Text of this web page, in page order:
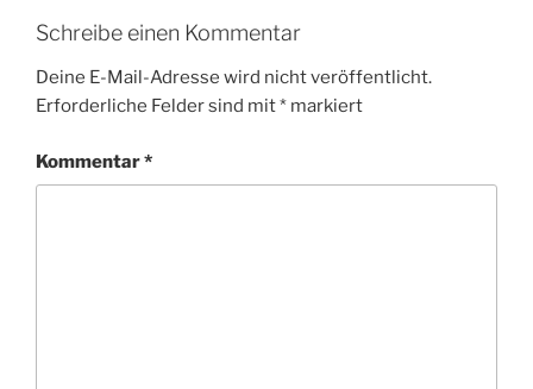
Schreibe einen Kommentar
Deine E-Mail-Adresse wird nicht veröffentlicht.
Erforderliche Felder sind mit* markiert
Kommentar*